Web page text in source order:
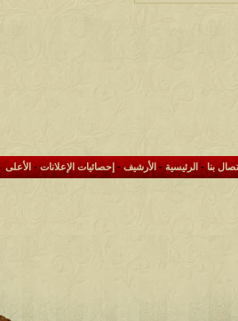
بنا- الرئيسية-الأرشيف- إحصائيات الإعلانات- الأعلى